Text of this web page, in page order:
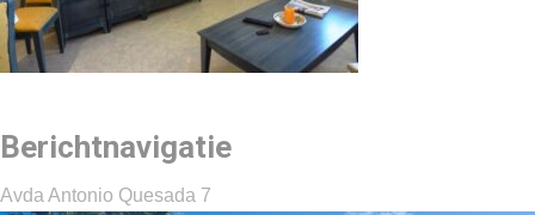
Berichtnavigatie
Avda Antonio Quesada 7